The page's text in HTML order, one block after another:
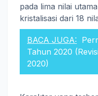
pada lima nilai
kristalisasi dari 18
BACA JUGA:
Tahun 2020
2020)